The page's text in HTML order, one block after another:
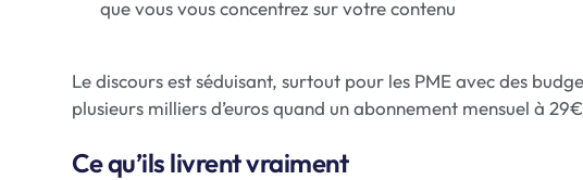
que vous vous concentrez sur votre contenu
Le discours est séduisant, surtout pour les PME avec des
plusieurs milliers d’euros quand un abonnement mensuel à
Ce qu’ils livrent vraiment